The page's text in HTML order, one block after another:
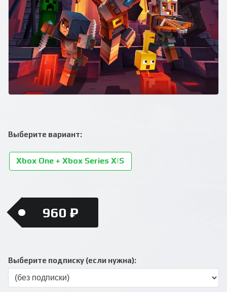
Выберите вариант:
Xbox One + Xbox Series X|S
960 ₽
Выберите подписку (если нужна):